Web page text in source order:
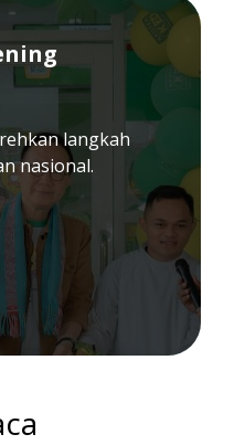
langkah
nasional.